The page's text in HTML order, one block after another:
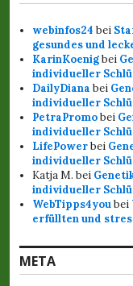
webinfos24 bei
gesundes und
KarinKoenigbei
individueller
DailyDiana bei
individueller
PetraPromobei
individueller
LifePowerbei
individueller
Katja M. bei
individueller
WebTipps4youbei
erfüllten und
META